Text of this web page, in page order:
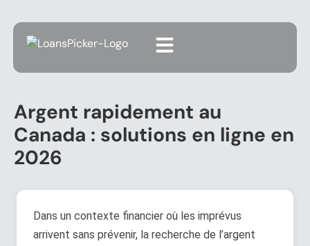
Argent rapidement au
Canada : solutions en ligne en
2026
Dans un contexte financier où les imprévus
arrivent sans prévenir, la recherche de l’argent